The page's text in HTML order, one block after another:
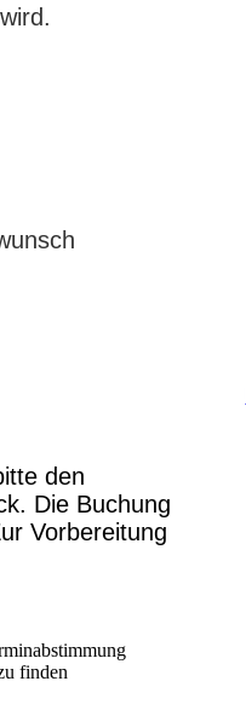
den
Die Buchung
Vorbereitung
finden